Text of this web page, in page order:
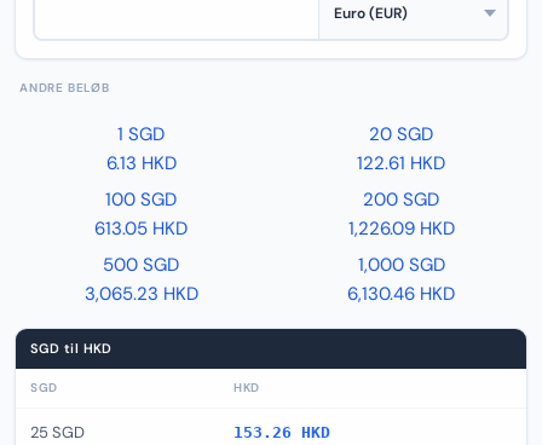
ANDRE BELØB
1 SGD
6.13 HKD
20 SGD
122.61 HKD
100 SGD
613.05 HKD
200 SGD
1,226.09 HKD
500 SGD
3,065.23 HKD
1,000 SGD
6,130.46 HKD
SGD til HKD
SGD HKD
25 SGD 153.26 HKD